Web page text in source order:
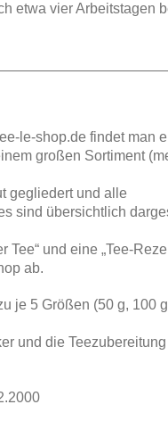
etwa vier Arbeitstagen
le-shop.de findet man
großen Sortiment
gegliedert und alle
sind übersichtlich
Tee“ und eine „Tee-
ab.
je 5 Größen (50 g, 100
und die